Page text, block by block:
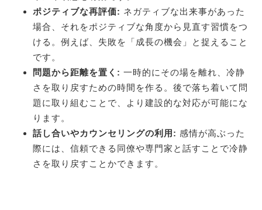
ポジティブな再評価: ネガティブな出来事があった
場合、それをポジティブな角度から見直す習慣をつ
ける。例えば、失敗を「成長の機会」と捉えること
です。
問題から距離を置く: 一時的にその場を離れ、冷静
さを取り戻すための時間を作る。後で落ち着いて問
題に取り組むことで、より建設的な対応が可能にな
ります。
話し合いやカウンセリングの利用: 感情が高ぶった
際には、信頼できる同僚や専門家と話すことで冷静
さを取り戻すことかできます。